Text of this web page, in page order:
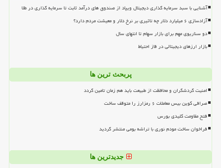
آشنایی با سبد سرمایه گذاری دیجیتال ویپاد از صندوق های درآمد ثابت تا سرمایه گذاری در طلا
آزادسازی ۶ میلیارد دلار چه تاثیری بر نرخ دلار و معیشت مردم دارد؟
دو سناریوی مهم برای بازار سهام تا انتهای سال
بازار ارزهای دیجیتالی در فاز احتیاط
پربحث ترین ها
امنیت گردشگران و محافظت از طبیعت باید هم زمان تامین گردد
صرافی کوین بیس معاملات ۶ رمزارز را متوقف ساخت
فتح مقاومت کلیدی بورس
فراخوان ساخت مودم نوری با تراشه بومی منتشر گردید
جدیدترین ها